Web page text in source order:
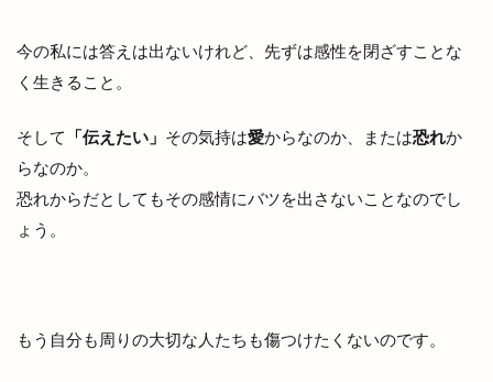
今の私には答えは出ないけれど、先ずは感性を閉ざすことな
く生きること。
そして 「伝えたい」 その気持は愛からなのか、または恐れか
らなのか。
恐れからだとしてもその感情にバツを出さないことなのでし
ょう。
もう自分も周りの大切な人たちも傷つけたくないのです。